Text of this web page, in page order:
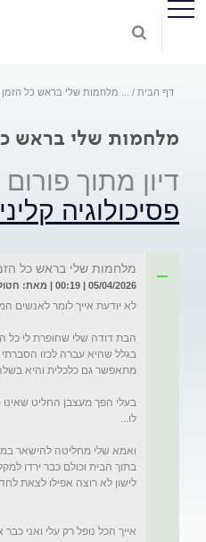
דף הבית מלחמות שלי בראש כל הזמן
מלחמות שלי בראש
דיון מתוך פורום
פסיכולוגיה
מלחמות שלי בראש כל
05/04/2026 | 00:19 | מאת: חטולית
הבת דודה שלי שחופרת לי כל
בגלל שהיא עברה לכזו
בעלי הפך מעצבן החליט
ואמא שלי מחליטה להישאר
בתוך הבית וכולם כבר ירדו